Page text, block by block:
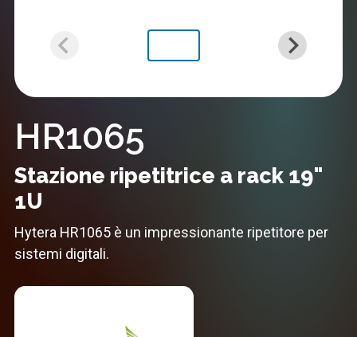
HR1065
Stazione ripetitrice a rack 19"
1U
Hytera HR1065 è un impressionante ripetitore per
sistemi digitali.